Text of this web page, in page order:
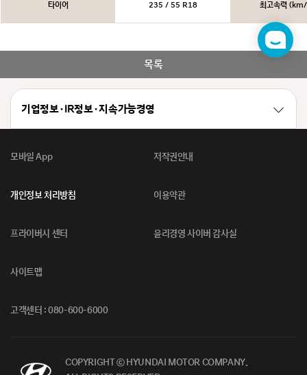
타이어 235 / 55 R18 최고속력
목록
챗
봇
기업정보 · IR정보 · 지속가능경영
모바일 App 저작권안내
개인정보 처리방침 이용약관
프라이버시 센터 윤리경영 사이버 감사실
사이트맵
고객센터 : 080-600-6000
COPYRIGHT ⓒ HYUNDAI MOTOR COMPANY.